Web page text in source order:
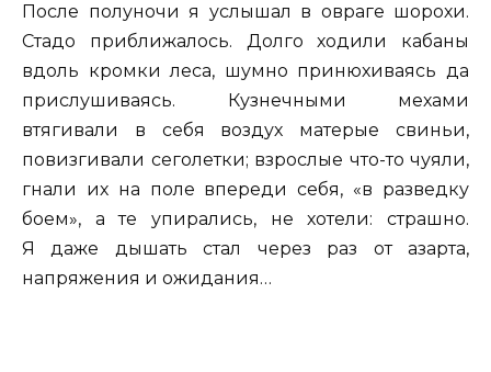
После полуночи я услышал в овраге шорохи.
Стадо приближалось. Долго ходили кабаны
вдоль кромки леса, шумно принюхиваясь да
прислушиваясь. Кузнечными мехами
втягивали в себя воздух матерые свиньи,
повизгивали сеголетки; взрослые что-то чуяли,
гнали их на поле впереди себя, «в разведку
боем», а те упирались, не хотели: страшно.
Я даже дышать стал через раз от азарта,
напряжения и ожидания…